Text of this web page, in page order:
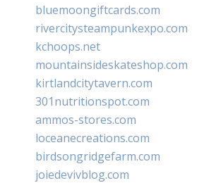
bluemoongiftcards.com
rivercitysteampunkexpo.com
kchoops.net
mountainsideskateshop.com
kirtlandcitytavern.com
301nutritionspot.com
ammos-stores.com
loceanecreations.com
birdsongridgefarm.com
joiedevivblog.com